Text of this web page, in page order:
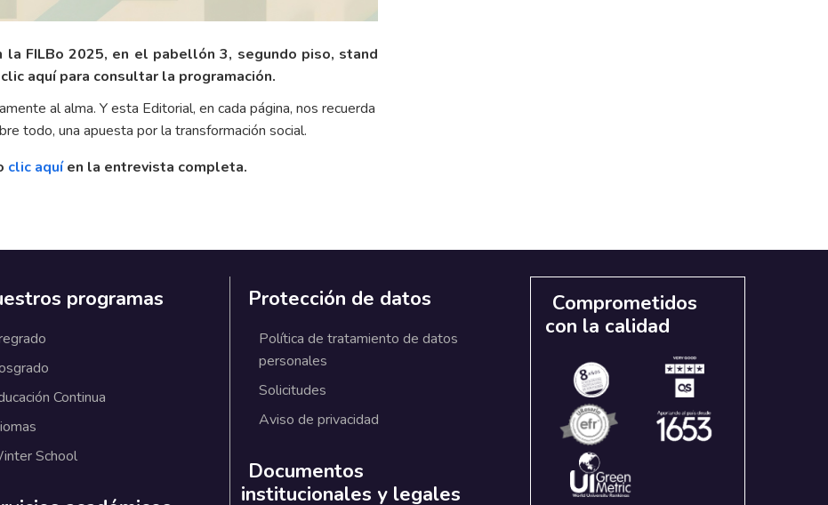
FILBo 2025, en el pabellón 3, segundo piso, stand
aquí para consultar la programación.
al alma. Y esta Editorial, en cada página, nos recuerda
todo, una apuesta por la transformación social.
clic aquí en la entrevista completa.
programas
Continua
School
Protección de datos
Política de tratamiento de datos
personales
Solicitudes
Aviso de privacidad
Documentos
institucionales y legales
Comprometidos
con la calidad